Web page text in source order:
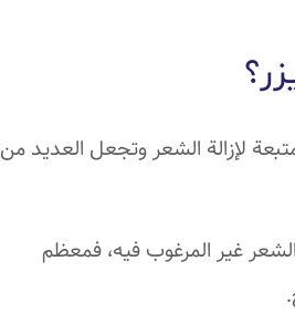
لإزالة الشعر وتجعل العديد من
غير المرغوب فيه، فمعظم